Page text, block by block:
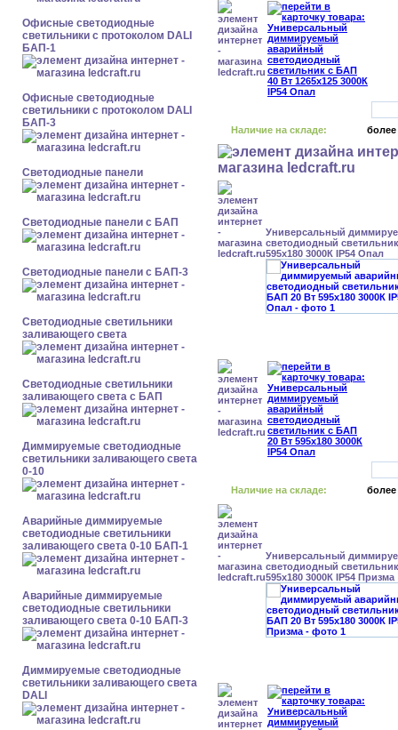
Офисные светодиодные
светильники с протоколом DALI
БАП-1
Офисные светодиодные
светильники с протоколом DALI
БАП-3
Cветодиодные панели
Cветодиодные панели с БАП
Cветодиодные панели с БАП-3
Светодиодные светильники
заливающего света
Светодиодные светильники
заливающего света с БАП
Диммируемые светодиодные
светильники заливающего света
0-10
Аварийные диммируемые
светодиодные светильники
заливающего света 0-10 БАП-1
Аварийные диммируемые
светодиодные светильники
заливающего света 0-10 БАП-3
Диммируемые светодиодные
светильники заливающего света
DALI
Наличие на складе: более
Универсальный
светодиодный
595x180 3000К IP54 Опал
Наличие на складе: более
Универсальный
светодиодный
595x180 3000К IP54 Призма